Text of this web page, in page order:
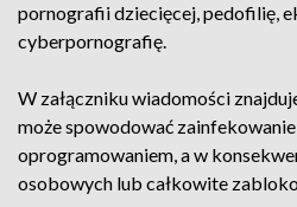
pornografii dziecięcej, pedofilię,
cyberpornografię.
W załączniku wiadomości
może spowodować
oprogramowaniem, a w
osobowych lub całkowite